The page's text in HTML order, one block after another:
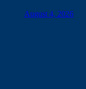
August 4, 2026